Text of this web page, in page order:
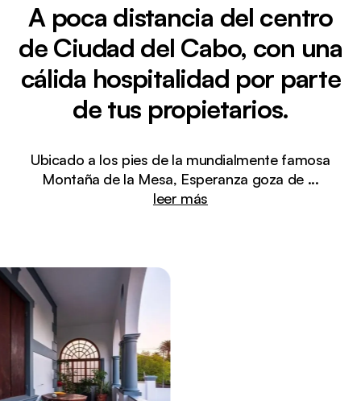
A poca distancia del centro
de Ciudad del Cabo, con una
cálida hospitalidad por parte
de tus propietarios.
Ubicado a los pies de la mundialmente famosa
Montaña de la Mesa, Esperanza goza de ...
leer más